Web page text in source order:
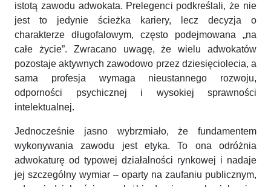
istotą zawodu adwokata. Prelegenci podkreślali, że nie
jest to jedynie ścieżka kariery, lecz decyzja o
charakterze długofalowym, często podejmowana „na
całe życie”. Zwracano uwagę, że wielu adwokatów
pozostaje aktywnych zawodowo przez dziesięciolecia, a
sama profesja wymaga nieustannego rozwoju,
odporności psychicznej i wysokiej sprawności
intelektualnej.
Jednocześnie jasno wybrzmiało, że fundamentem
wykonywania zawodu jest etyka. To ona odróżnia
adwokaturę od typowej działalności rynkowej i nadaje
jej szczególny wymiar – oparty na zaufaniu publicznym,